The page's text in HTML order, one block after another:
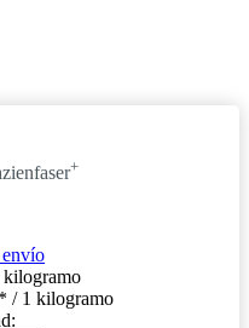
+
envío
kilogramo
* / 1 kilogramo